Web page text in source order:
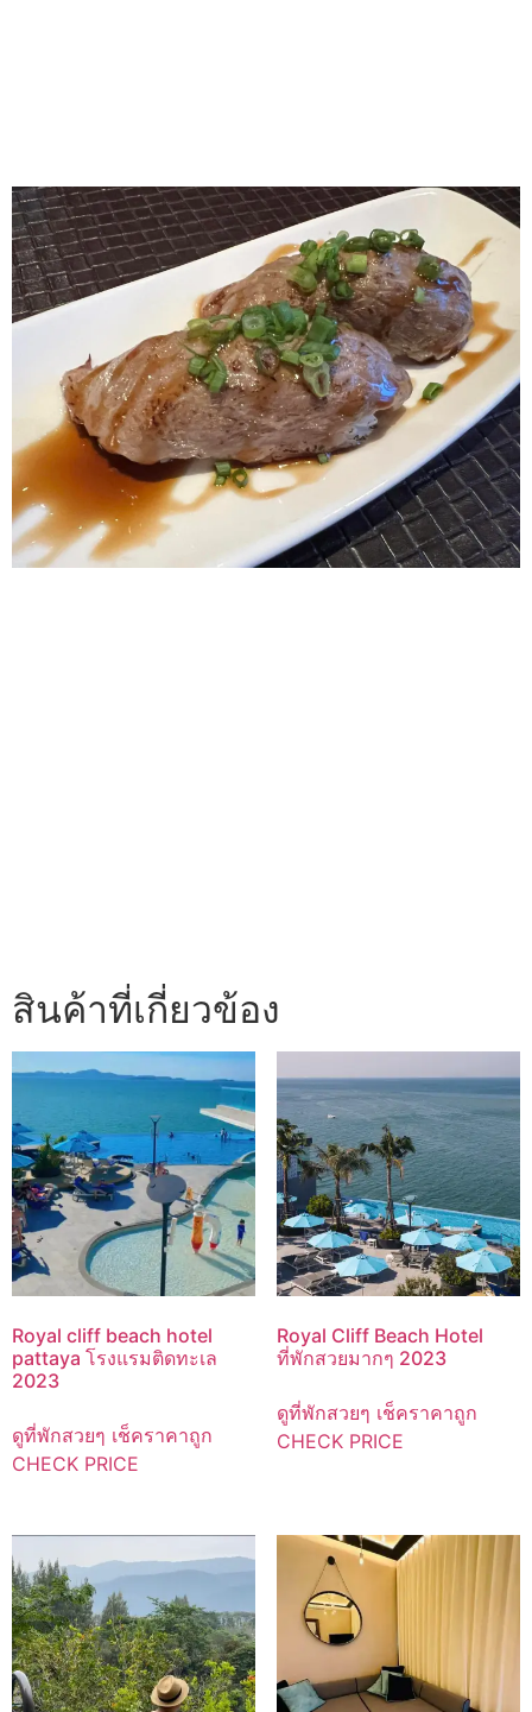
สินค้าที่เกี่ยวข้อง
Royal cliff beach hotel
pattaya โรงแรมติดทะเล
2023
ดูที่พักสวยๆ เช็คราคาถูก
CHECK PRICE
Royal Cliff Beach Hotel
ที่พักสวยมากๆ 2023
ดูที่พักสวยๆ เช็คราคาถูก
CHECK PRICE